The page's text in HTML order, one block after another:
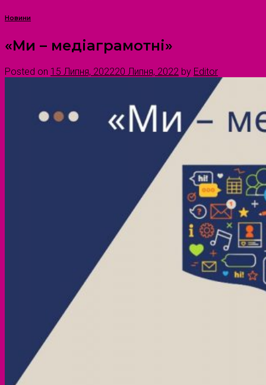
Новини
«Ми – медіаграмотні»
Posted on 15 Липня, 202220 Липня, 2022 by Editor